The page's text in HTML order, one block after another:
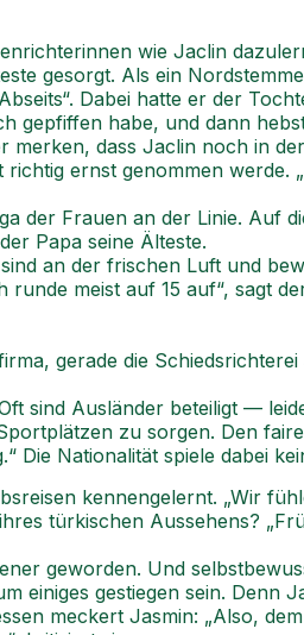
wie Jaclin
gesorgt. Als ein
Dabei hatte er der
gepfiffen habe, und dann
merken, dass Jaclin noch in
ernst genommen werde.
der Frauen an der Linie. Auf
Papa seine Älteste.
an der frischen Luft und
meist auf 15 auf“, sagt
gerade die Schiedsrichterei
sind Ausländer beteiligt —
zu sorgen. Den
Die Nationalität spiele dabei
kennengelernt. „Wir
türkischen Aussehens?
geworden. Und
einiges gestiegen sein. Denn
meckert Jasmin: „Also,